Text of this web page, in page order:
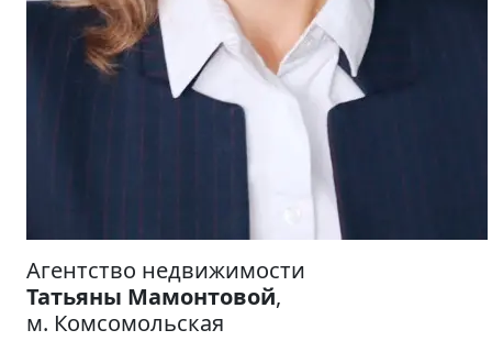
Агентство недвижимости
Татьяны Мамонтовой,
м. Комсомольская